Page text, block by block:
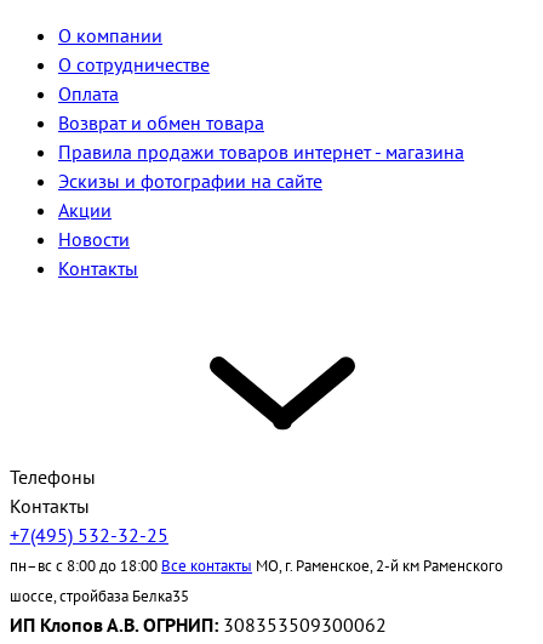
О компании
О сотрудничестве
Оплата
Возврат и обмен товара
Правила продажи товаров интернет - магазина
Эскизы и фотографии на сайте
Акции
Новости
Контакты
Телефоны
Контакты
+7(495) 532-32-25
пн–вс с 8:00 до 18:00 Все контакты МО, г. Раменское, 2-й км Раменского
шоссе, стройбаза Белка35
ИП Клопов А.В. ОГРНИП: 308353509300062